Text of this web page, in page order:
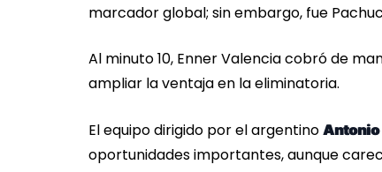
marcador global; sin embargo, fue
Al minuto 10, Enner Valencia cobró de
ampliar la ventaja en la eliminatoria.
El equipo dirigido por el argentino Antonio
oportunidades importantes, aunque